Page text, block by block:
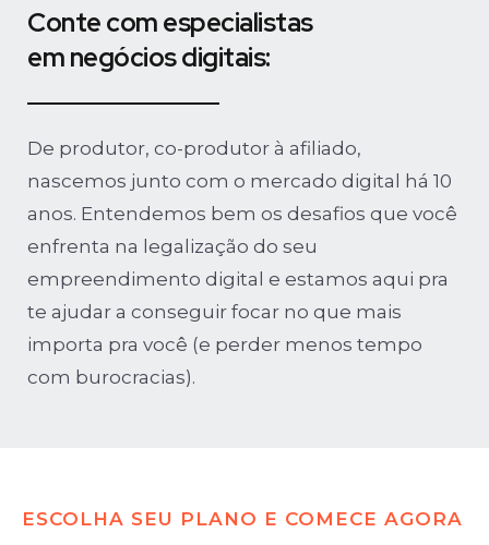
Conte com especialistas
em negócios digitais:
De produtor, co-produtor à afiliado,
nascemos junto com o mercado digital há 10
anos. Entendemos bem os desafios que você
enfrenta na legalização do seu
empreendimento digital e estamos aqui pra
te ajudar a conseguir focar no que mais
importa pra você (e perder menos tempo
com burocracias).
ESCOLHA SEU PLANO E COMECE AGORA